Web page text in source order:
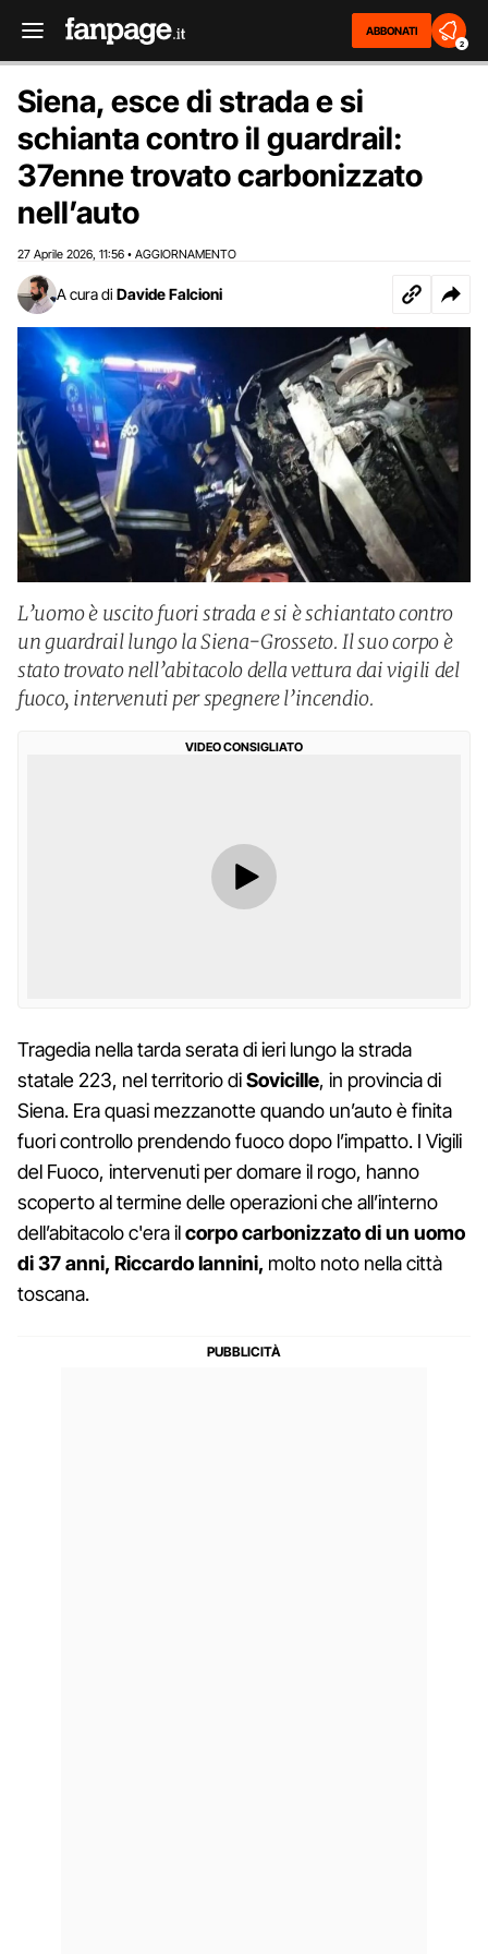
ABBONATI
2
Siena, esce di strada e si
schianta contro il guardrail:
37enne trovato carbonizzato
nell’auto
27 Aprile 2026 11:56 • AGGIORNAMENTO
A cura di Davide Falcioni
L’uomo è uscito fuori strada e si è schiantato contro
un guardrail lungo la Siena-Grosseto. Il suo corpo è
stato trovato nell’abitacolo della vettura dai vigili del
fuoco, intervenuti per spegnere l’incendio.
VIDEO CONSIGLIATO
Tragedia nella tarda serata di ieri lungo la strada
statale 223, nel territorio diSovicille, in provincia di
Siena. Era quasi mezzanotte quando un’auto è finita
fuori controllo prendendo fuoco dopo l’impatto. I Vigili
del Fuoco, intervenuti per domare il rogo, hanno
scoperto al termine delle operazioni che all’interno
dell’abitacolo c'era ilcorpo carbonizzato di un uomo
di 37 anni, Riccardo Iannini, molto noto nella città
toscana.